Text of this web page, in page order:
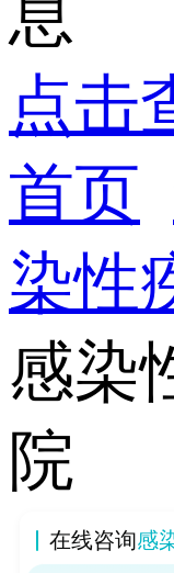
息
点击
首页
染性
感染
院
在线咨询感